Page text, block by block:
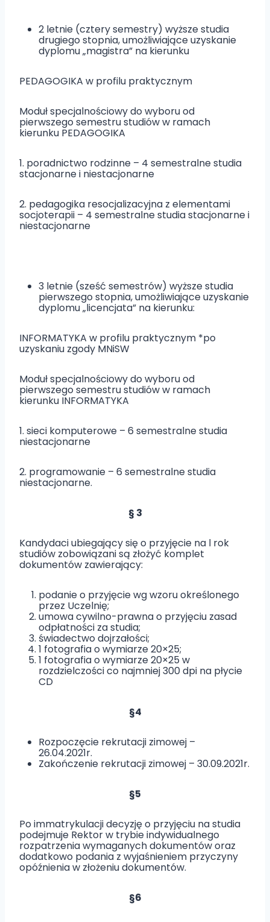
2 letnie (cztery semestry) wyższe studia
drugiego stopnia, umożliwiające uzyskanie
dyplomu „magistra” na kierunku
PEDAGOGIKA w profilu praktycznym
Moduł specjalnościowy do wyboru od
pierwszego semestru studiów w ramach
kierunku PEDAGOGIKA
1. poradnictwo rodzinne – 4 semestralne studia
stacjonarne i niestacjonarne
2. pedagogika resocjalizacyjna z elementami
socjoterapii – 4 semestralne studia stacjonarne i
niestacjonarne
3 letnie (sześć semestrów) wyższe studia
pierwszego stopnia, umożliwiające uzyskanie
dyplomu „licencjata” na kierunku:
INFORMATYKA w profilu praktycznym *po
uzyskaniu zgody MNiSW
Moduł specjalnościowy do wyboru od
pierwszego semestru studiów w ramach
kierunku INFORMATYKA
1. sieci komputerowe – 6 semestralne studia
niestacjonarne
2. programowanie – 6 semestralne studia
niestacjonarne.
§ 3
Kandydaci ubiegający się o przyjęcie na l rok
studiów zobowiązani są złożyć komplet
dokumentów zawierający:
podanie o przyjęcie wg wzoru określonego
przez Uczelnię;
umowa cywilno-prawna o przyjęciu zasad
odpłatności za studia;
świadectwo dojrzałości;
1 fotografia o wymiarze 20×25;
1 fotografia o wymiarze 20×25 w
rozdzielczości co najmniej 300 dpi na płycie
CD
§4
Rozpoczęcie rekrutacji zimowej –
26.04.2021r.
Zakończenie rekrutacji zimowej – 30.09.2021r.
§5
Po immatrykulacji decyzję o przyjęciu na studia
podejmuje Rektor w trybie indywidualnego
rozpatrzenia wymaganych dokumentów oraz
dodatkowo podania z wyjaśnieniem przyczyny
opóźnienia w złożeniu dokumentów.
§6